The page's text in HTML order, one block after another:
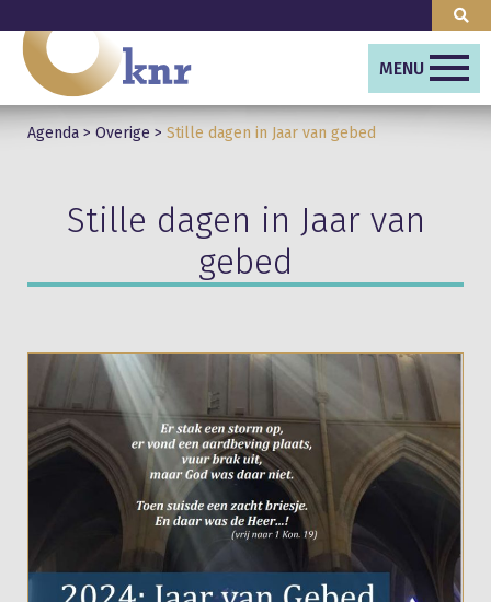
MENU
Agenda > Overige > Stille dagen in Jaar van gebed
Stille dagen in Jaar van
gebed